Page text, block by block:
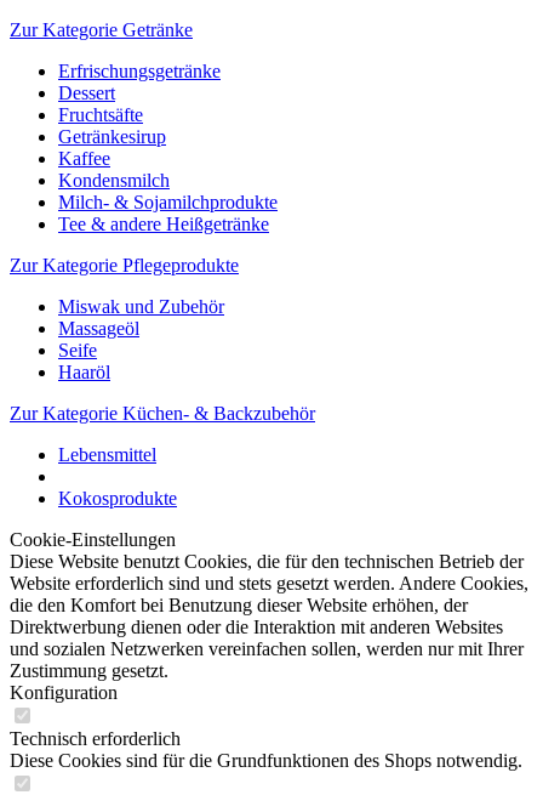
Zur Kategorie Getränke
Erfrischungsgetränke
Dessert
Fruchtsäfte
Getränkesirup
Kaffee
Kondensmilch
Milch- & Sojamilchprodukte
Tee & andere Heißgetränke
Zur Kategorie Pflegeprodukte
Miswak und Zubehör
Massageöl
Seife
Haaröl
Zur Kategorie Küchen- & Backzubehör
Lebensmittel
Kokosprodukte
Cookie-Einstellungen
Diese Website benutzt Cookies, die für den technischen Betrieb der
Website erforderlich sind und stets gesetzt werden. Andere Cookies,
die den Komfort bei Benutzung dieser Website erhöhen, der
Direktwerbung dienen oder die Interaktion mit anderen Websites
und sozialen Netzwerken vereinfachen sollen, werden nur mit Ihrer
Zustimmung gesetzt.
Konfiguration
Technisch erforderlich
Diese Cookies sind für die Grundfunktionen des Shops notwendig.